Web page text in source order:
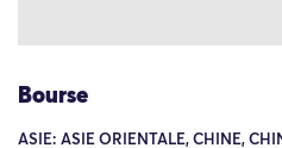
Bourse
ASIE: ASIE ORIENTALE, CHINE,